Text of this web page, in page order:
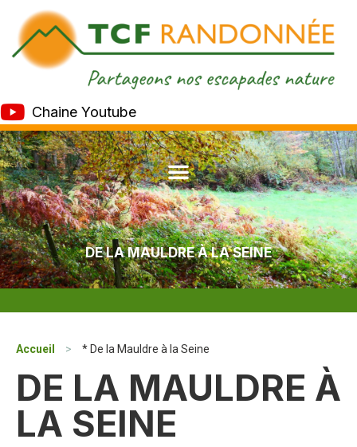
Chaine Youtube
DE LA MAULDRE À LA SEINE
Accueil > * De la Mauldre à la Seine
DE LA MAULDRE À
LA SEINE